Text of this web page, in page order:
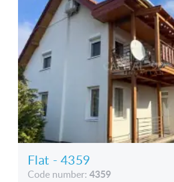
Flat - 4359
Code number: 4359